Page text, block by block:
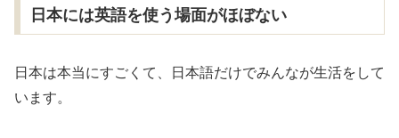
日本には英語を使う場面がほぼない
日本は本当にすごくて、日本語だけでみんなが生活をして
います。